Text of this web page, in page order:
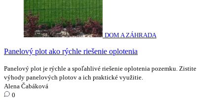
DOM A ZÁHRADA
Panelový plot ako rýchle riešenie oplotenia
Panelový plot je rýchle a spoľahlivé riešenie oplotenia pozemku. Zistite
výhody panelových plotov a ich praktické využitie.
Alena Čabáková
0